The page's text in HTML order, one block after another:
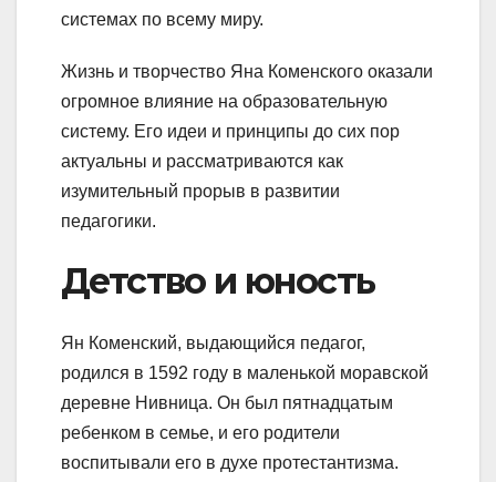
системах по всему миру.
Жизнь и творчество Яна Коменского оказали
огромное влияние на образовательную
систему. Его идеи и принципы до сих пор
актуальны и рассматриваются как
изумительный прорыв в развитии
педагогики.
Детство и юность
Ян Коменский, выдающийся педагог,
родился в 1592 году в маленькой моравской
деревне Нивница. Он был пятнадцатым
ребенком в семье, и его родители
воспитывали его в духе протестантизма.